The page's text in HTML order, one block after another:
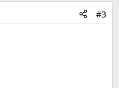
#3